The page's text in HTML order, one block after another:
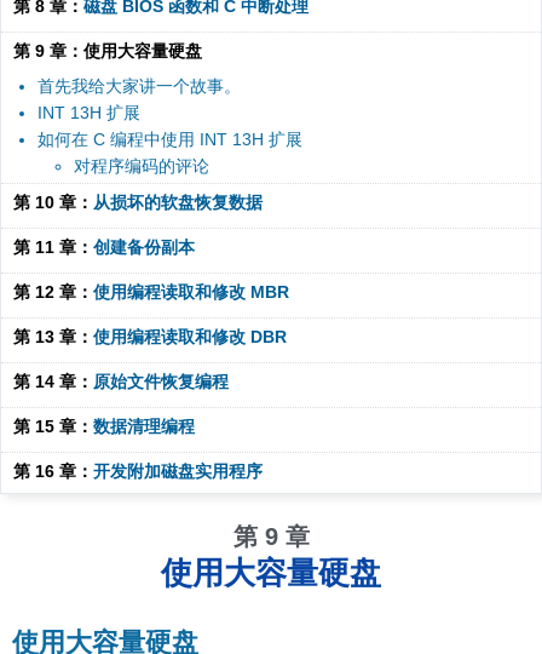
第 8 章： 磁盘 BIOS 函数和 C 中断处理
第 9 章：使用大容量硬盘
首先我给大家讲一个故事。
INT 13H 扩展
如何在 C 编程中使用 INT 13H 扩展
对程序编码的评论
第 10 章： 从损坏的软盘恢复数据
第 11 章： 创建备份副本
第 12 章： 使用编程读取和修改 MBR
第 13 章： 使用编程读取和修改 DBR
第 14 章： 原始文件恢复编程
第 15 章： 数据清理编程
第 16 章： 开发附加磁盘实用程序
第 9 章
使用大容量硬盘
使用大容量硬盘